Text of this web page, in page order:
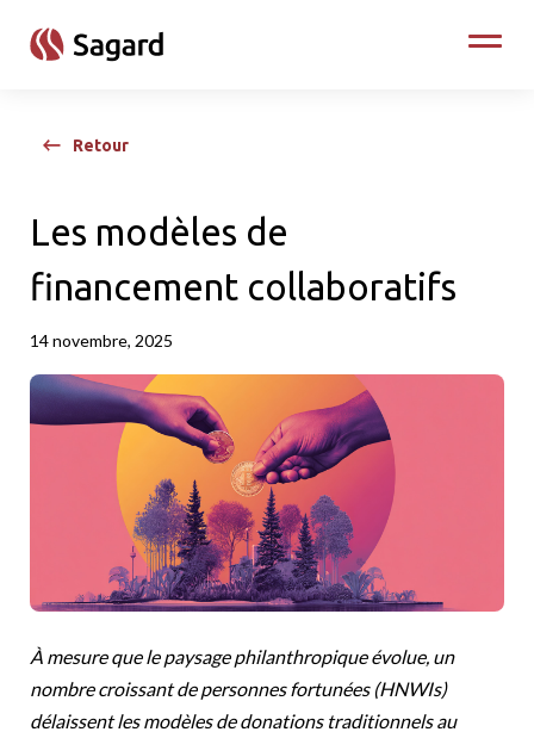
Toggle
Retour
Les modèles de
financement collaboratifs
14 novembre, 2025
À mesure que le paysage philanthropique évolue, un
nombre croissant de personnes fortunées (HNWIs)
délaissent les modèles de donations traditionnels au